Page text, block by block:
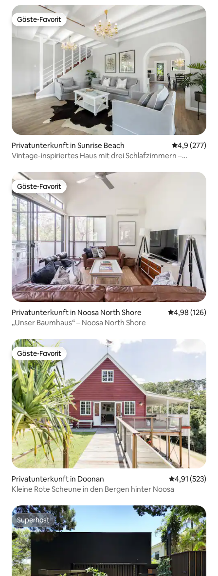
Gäste-Favorit
Gäste-Favorit
Privatunterkunft in Sunrise Beach
4,9 (277)
Vintage-inspiriertes Haus mit drei Schlafzimmern –
Gäste-Favorit
Gäste-Favorit
Privatunterkunft in Noosa North Shore
4,98 (126)
„Unser Baumhaus“ – Noosa North Shore
Gäste-Favorit
Gäste-Favorit
Privatunterkunft in Doonan
4,91 (523)
Kleine Rote Scheune in den Bergen hinter Noosa
Superhost
Superhost